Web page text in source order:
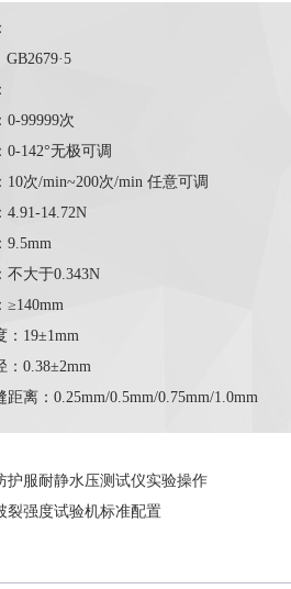
99999次
142°无极可调
次/min~200次/min 任意可调
14.72N
大于0.343N
19±1mm
0.38±2mm
：0.25mm/0.5mm/0.75mm/1.0mm
护服耐静水压测试仪实验操作
裂强度试验机标准配置